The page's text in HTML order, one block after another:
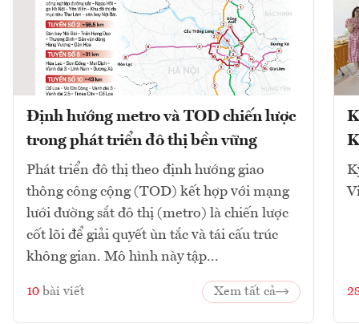
Định hướng metro và TOD chiến lược
trong phát triển đô thị bền vững
Phát triển đô thị theo định hướng giao
thông công cộng (TOD) kết hợp với mạng
lưới đường sắt đô thị (metro) là chiến lược
cốt lõi để giải quyết ùn tắc và tái cấu trúc
không gian. Mô hình này tập...
10 bài viết Xem tất cả